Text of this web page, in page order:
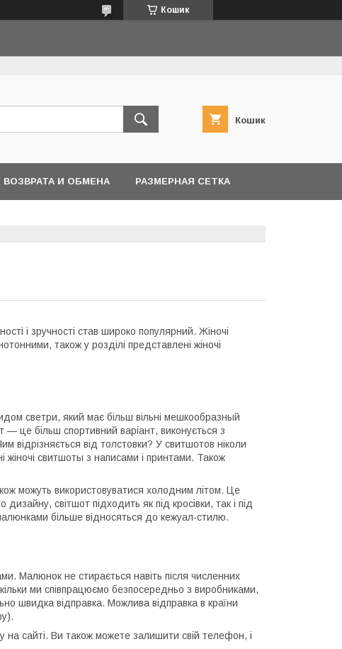
Кошик
Кошик
ВОЗВРАТА И ОБМЕНА РАЗМЕРНАЯ СЕТКА
і зручності став широко популярний. Жіночі
також у розділі представлені жіночі
светри, який має більш вільні мешкообразный
— це більш спортивний варіант, виконується з
відрізняється від толстовки? У свитшотов ніколи
жіночі свитшоты з написами і принтами. Також
можуть використовуватися холодним літом. Це
світшот підходить як під кросівки, так і під
більше відносяться до кежуал-стилю.
Малюнок не стирається навіть після численних
ми співпрацюємо безпосередньо з виробниками,
швидка відправка. Можлива відправка в країни
на сайті. Ви також можете залишити свій телефон, і